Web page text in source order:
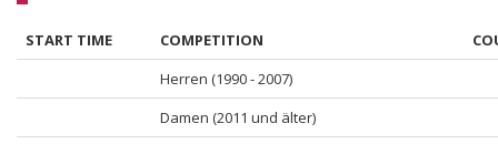
START TIME COMPETITION
Herren (1990 - 2007)
Damen (2011 und älter)